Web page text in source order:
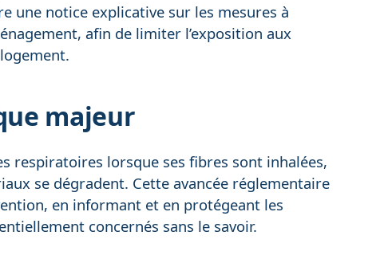
une notice explicative sur les mesures à
afin de limiter l’exposition aux
majeur
respiratoires lorsque ses fibres sont inhalées,
se dégradent. Cette avancée réglementaire
en informant et en protégeant les
concernés sans le savoir.